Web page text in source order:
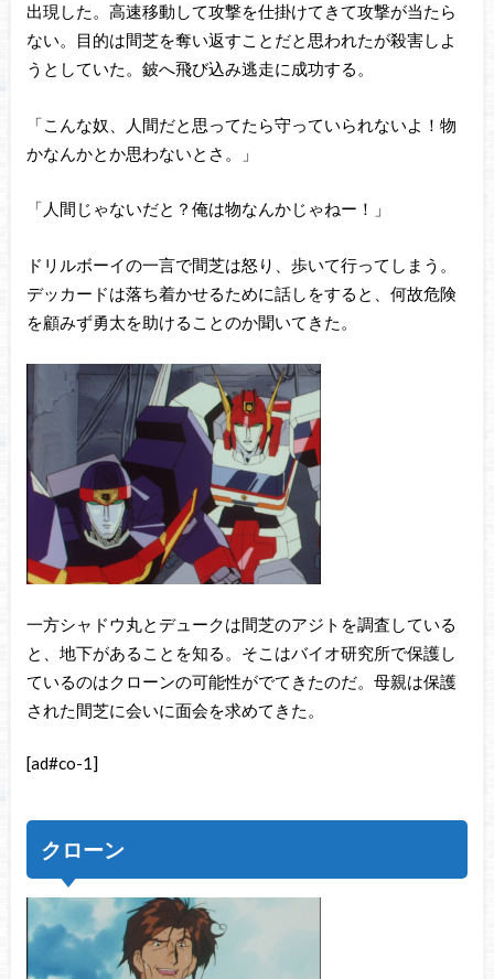
出現した。高速移動して攻撃を仕掛けてきて攻撃が当たら
ない。目的は間芝を奪い返すことだと思われたが殺害しよ
うとしていた。鈹へ飛び込み逃走に成功する。
「こんな奴、人間だと思ってたら守っていられないよ！物
かなんかとか思わないとさ。」
「人間じゃないだと？俺は物なんかじゃねー！」
ドリルボーイの一言で間芝は怒り、歩いて行ってしまう。
デッカードは落ち着かせるために話しをすると、何故危険
を顧みず勇太を助けることのか聞いてきた。
一方シャドウ丸とデュークは間芝のアジトを調査している
と、地下があることを知る。そこはバイオ研究所で保護し
ているのはクローンの可能性がでてきたのだ。母親は保護
された間芝に会いに面会を求めてきた。
[ad#co-1]
クローン